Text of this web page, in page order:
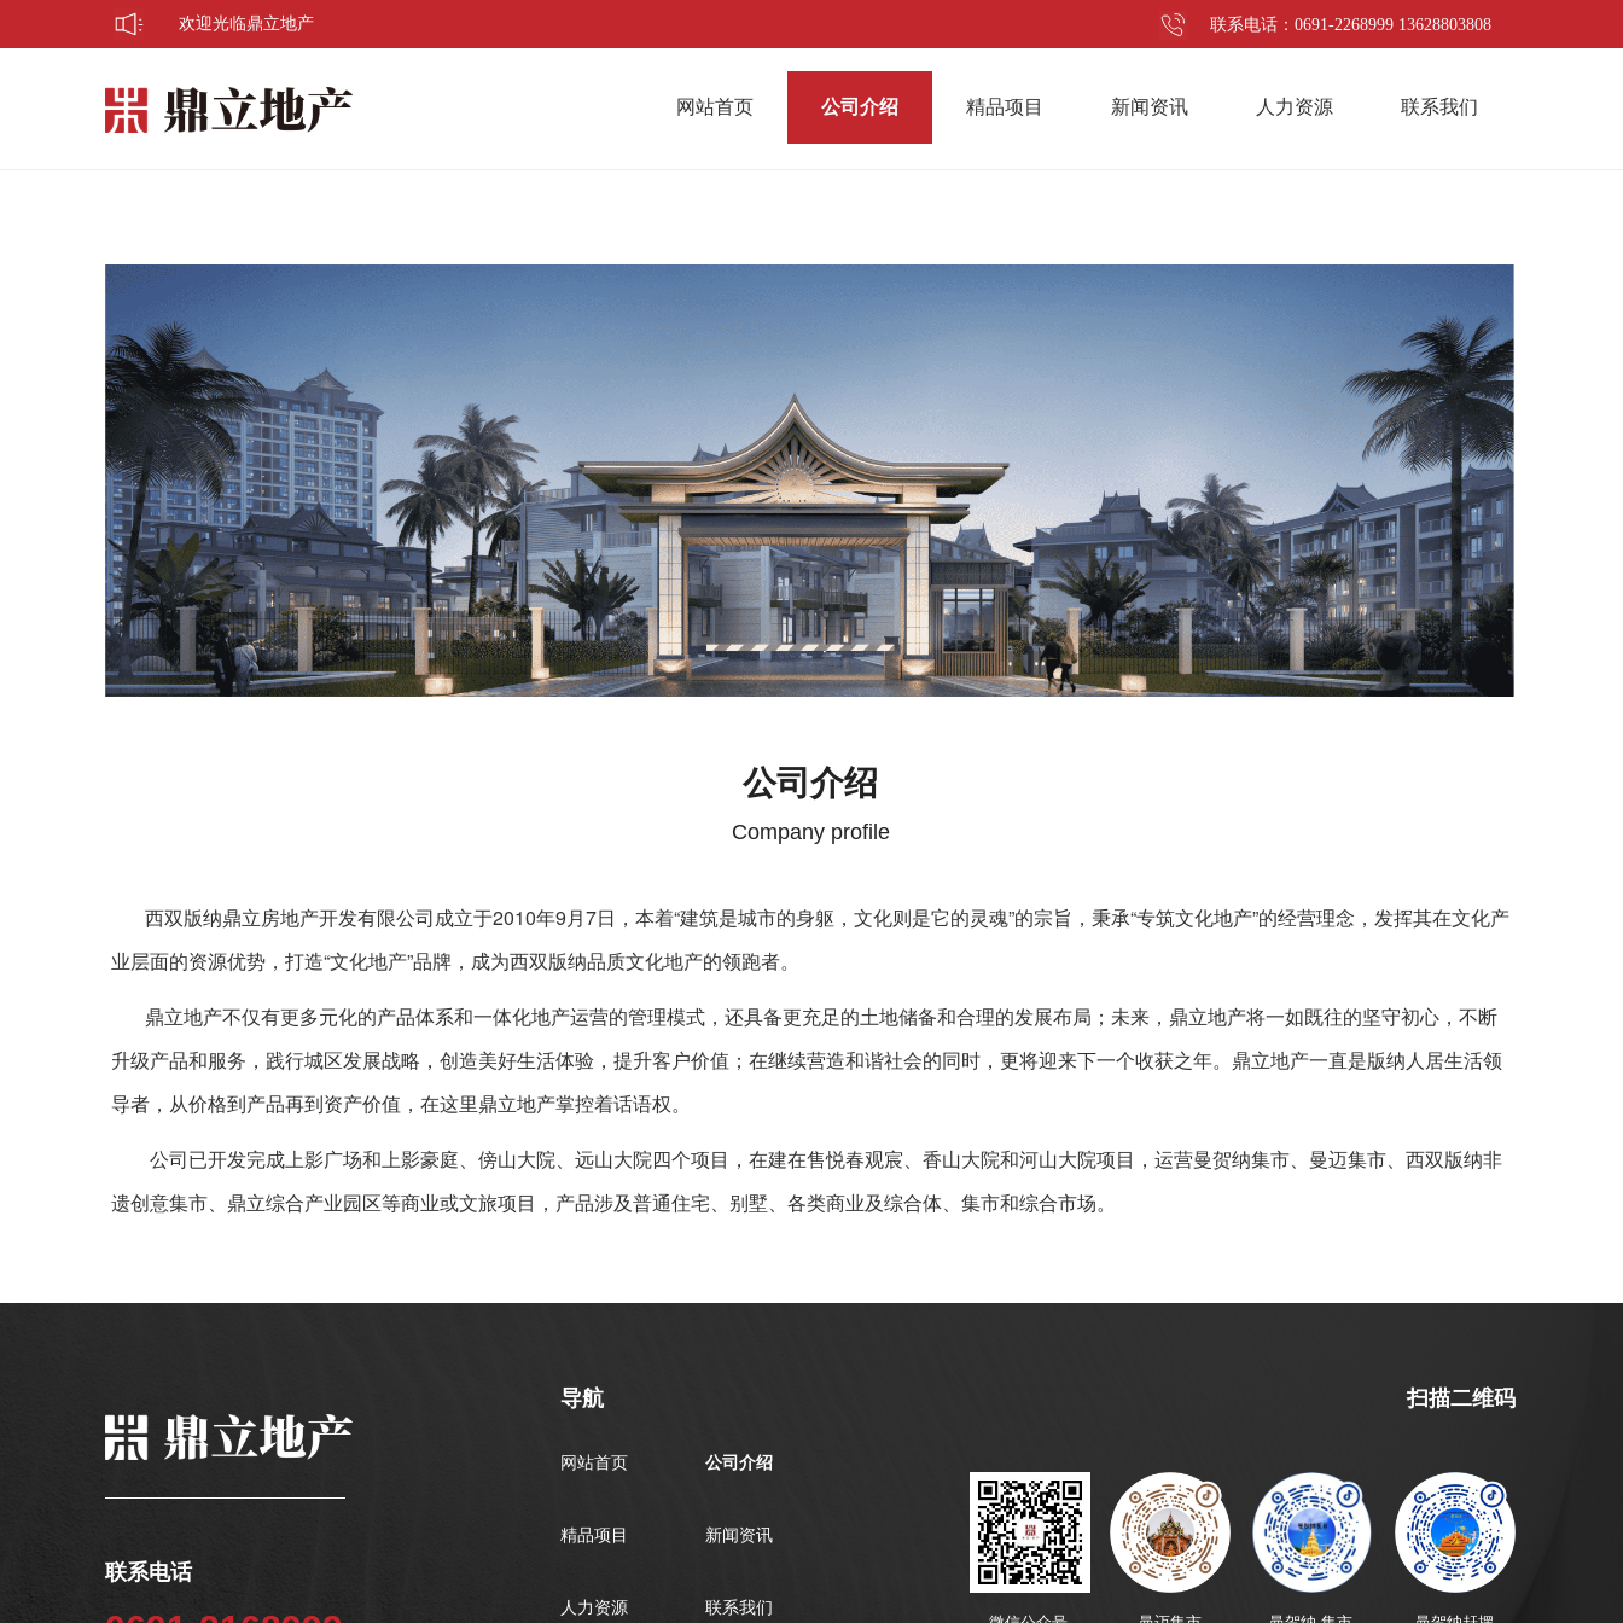
联系电话：0691-2268999 13628803808
欢迎光临鼎立地产
网站首页 公司介绍 精品项目 新闻资讯 人力资源 联系我们
公司介绍
Company profile
西双版纳鼎立房地产开发有限公司成立于2010年9月7日，本着“建筑是城市的身躯，文化则是它的灵魂”的宗旨，秉承“专筑文化地产”的经营理念，发挥其在文化产
业层面的资源优势，打造“文化地产”品牌，成为西双版纳品质文化地产的领跑者。
鼎立地产不仅有更多元化的产品体系和一体化地产运营的管理模式，还具备更充足的土地储备和合理的发展布局；未来，鼎立地产将一如既往的坚守初心，不断
升级产品和服务，践行城区发展战略，创造美好生活体验，提升客户价值；在继续营造和谐社会的同时，更将迎来下一个收获之年。鼎立地产一直是版纳人居生活领
导者，从价格到产品再到资产价值，在这里鼎立地产掌控着话语权。
公司已开发完成上影广场和上影豪庭、傍山大院、远山大院四个项目，在建在售悦春观宸、香山大院和河山大院项目，运营曼贺纳集市、曼迈集市、西双版纳非
遗创意集市、鼎立综合产业园区等商业或文旅项目，产品涉及普通住宅、别墅、各类商业及综合体、集市和综合市场。
导航
网站首页 公司介绍
精品项目 新闻资讯
人力资源 联系我们
联系电话
扫描二维码